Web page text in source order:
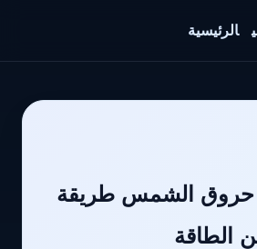
الرئيسية
حروق الشمس طريقة
الطاقة